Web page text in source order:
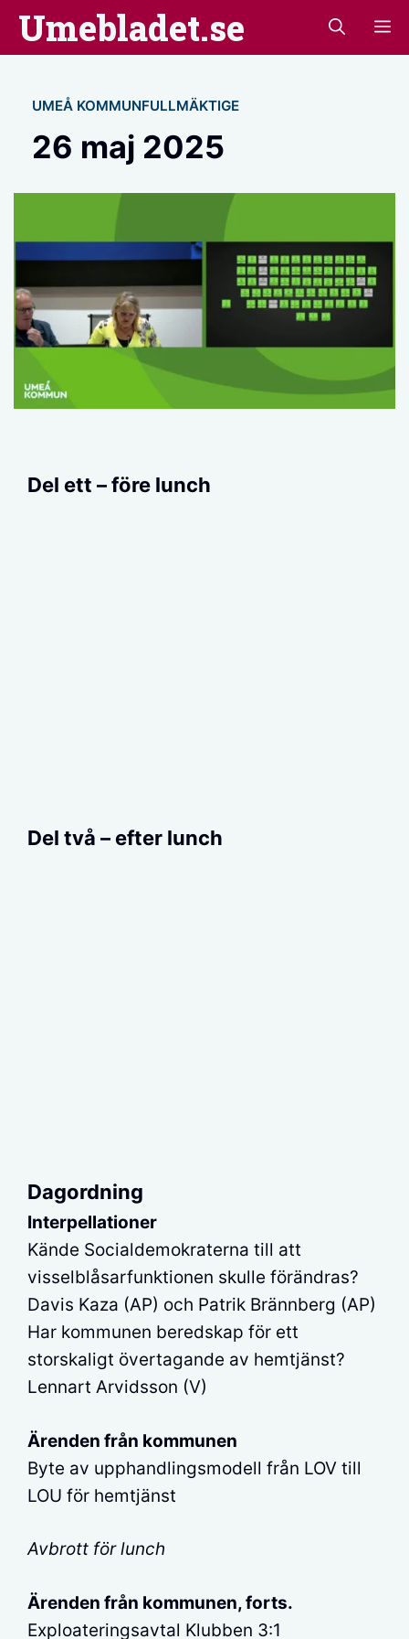
Hoppa
Umebladet.se
UMEÅ KOMMUNFULLMÄKTIGE
26 maj 2025
Del ett – före lunch
Del två – efter lunch
Dagordning
Interpellationer
Kände Socialdemokraterna till att
visselblåsarfunktionen skulle förändras?
Davis Kaza (AP) och Patrik Brännberg (AP)
Har kommunen beredskap för ett
storskaligt övertagande av hemtjänst?
Lennart Arvidsson (V)
Ärenden från kommunen
Byte av upphandlingsmodell från LOV till
LOU för hemtjänst
Avbrott för lunch
Ärenden från kommunen, forts.
Exploateringsavtal Klubben 3:1